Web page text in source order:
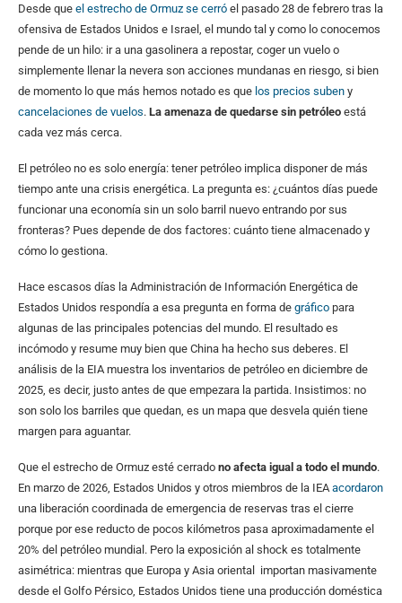
Desde que el estrecho de Ormuz se cerró el pasado 28 de febrero tras la
ofensiva de Estados Unidos e Israel, el mundo tal y como lo conocemos
pende de un hilo: ir a una gasolinera a repostar, coger un vuelo o
simplemente llenar la nevera son acciones mundanas en riesgo, si bien
de momento lo que más hemos notado es que los precios suben y
cancelaciones de vuelos. La amenaza de quedarse sin petróleo está
cada vez más cerca.
El petróleo no es solo energía: tener petróleo implica disponer de más
tiempo ante una crisis energética. La pregunta es: ¿cuántos días puede
funcionar una economía sin un solo barril nuevo entrando por sus
fronteras? Pues depende de dos factores: cuánto tiene almacenado y
cómo lo gestiona.
Hace escasos días la Administración de Información Energética de
Estados Unidos respondía a esa pregunta en forma de gráfico para
algunas de las principales potencias del mundo. El resultado es
incómodo y resume muy bien que China ha hecho sus deberes. El
análisis de la EIA muestra los inventarios de petróleo en diciembre de
2025, es decir, justo antes de que empezara la partida. Insistimos: no
son solo los barriles que quedan, es un mapa que desvela quién tiene
margen para aguantar.
Que el estrecho de Ormuz esté cerrado no afecta igual a todo el mundo.
En marzo de 2026, Estados Unidos y otros miembros de la IEA acordaron
una liberación coordinada de emergencia de reservas tras el cierre
porque por ese reducto de pocos kilómetros pasa aproximadamente el
20% del petróleo mundial. Pero la exposición al shock es totalmente
asimétrica: mientras que Europa y Asia oriental importan masivamente
desde el Golfo Pérsico, Estados Unidos tiene una producción doméstica